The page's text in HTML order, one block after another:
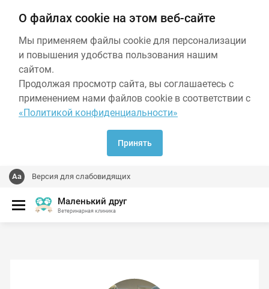
О файлах cookie на этом веб-сайте
Мы применяем файлы cookie для персонализации
и повышения удобства пользования нашим
сайтом.
Продолжая просмотр сайта, вы соглашаетесь с
применением нами файлов cookie в соответствии с
«Политикой конфиденциальности»
Принять
Версия для слабовидящих
Маленький друг
Ветеринарная клиника